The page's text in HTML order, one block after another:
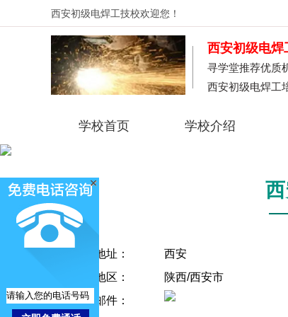
西安初级电焊工技校欢迎您！
西安初级电焊
寻学堂推荐优质
西安初级电焊工
学校首页 学校介绍
公司地址：
西安
所在地区：
陕西/西安市
电子邮件：